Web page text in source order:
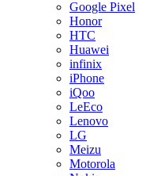
Google Pixel
Honor
HTC
Huawei
infinix
iPhone
iQoo
LeEco
Lenovo
LG
Meizu
Motorola